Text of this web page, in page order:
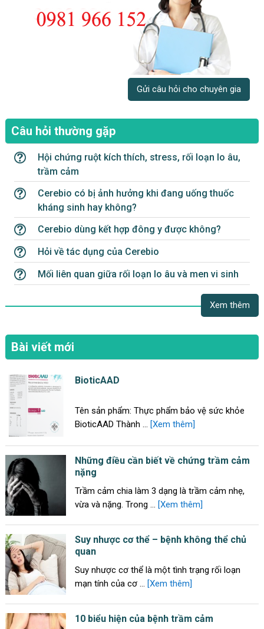
Gửi câu hỏi cho chuyên gia
Câu hỏi thường gặp
Hội chứng ruột kích thích, stress, rối loạn lo âu,
trầm cảm
Cerebio có bị ảnh hưởng khi đang uống thuốc
kháng sinh hay không?
Cerebio dùng kết hợp đông y được không?
Hỏi về tác dụng của Cerebio
Mối liên quan giữa rối loạn lo âu và men vi sinh
Xem thêm
Bài viết mới
BioticAAD
Tên sản phẩm: Thực phẩm bảo vệ sức khỏe
BioticAAD Thành … [Xem thêm]
Những điều cần biết về chứng trầm cảm
nặng
Trầm cảm chia làm 3 dạng là trầm cảm nhẹ,
vừa và nặng. Trong … [Xem thêm]
Suy nhược cơ thể – bệnh không thể chủ
quan
Suy nhược cơ thể là một tình trạng rối loạn
mạn tính của cơ … [Xem thêm]
10 biểu hiện của bệnh trầm cảm